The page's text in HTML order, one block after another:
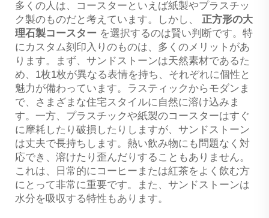
多くの人は、コースターといえば紙製やプラスチッ
ク製のものだと考えています。しかし、 正方形の大
理石製コースター を選択するのは賢い判断です。特
にカスタム刻印入りのものは、多くのメリットがあ
ります。まず、サンドストーンは天然素材であるた
め、1枚1枚が異なる表情を持ち、それぞれに個性と
魅力が備わっています。ラスティックからモダンま
で、さまざまな住宅スタイルに自然に溶け込みま
す。一方、プラスチックや紙製のコースターはすぐ
に摩耗したり破損したりしますが、サンドストーン
は丈夫で長持ちします。熱い飲み物にも問題なく対
応でき、溶けたり歪んだりすることもありません。
これは、日常的にコーヒーまたは紅茶をよく飲む方
にとって非常に重要です。また、サンドストーンは
水分を吸収する特性もあります。